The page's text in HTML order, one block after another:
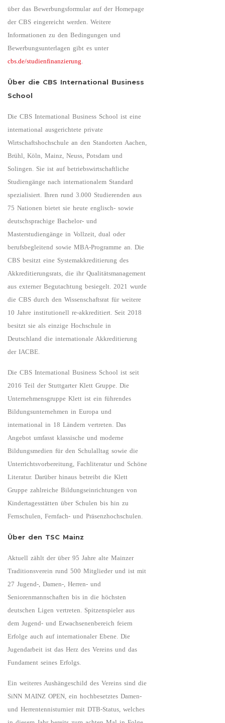
über das Bewerbungsformular auf der Homepage
der CBS eingereicht werden. Weitere
Informationen zu den Bedingungen und
Bewerbungsunterlagen gibt es unter
cbs.de/studienfinanzierung.
Über die CBS International Business
School
Die CBS International Business School ist eine
international ausgerichtete private
Wirtschaftshochschule an den Standorten Aachen,
Brühl, Köln, Mainz, Neuss, Potsdam und
Solingen. Sie ist auf betriebswirtschaftliche
Studiengänge nach internationalem Standard
spezialisiert. Ihren rund 3.000 Studierenden aus
75 Nationen bietet sie heute englisch- sowie
deutschsprachige Bachelor- und
Masterstudiengänge in Vollzeit, dual oder
berufsbegleitend sowie MBA-Programme an. Die
CBS besitzt eine Systemakkreditierung des
Akkreditierungsrats, die ihr Qualitätsmanagement
aus externer Begutachtung besiegelt. 2021 wurde
die CBS durch den Wissenschaftsrat für weitere
10 Jahre institutionell re-akkreditiert. Seit 2018
besitzt sie als einzige Hochschule in
Deutschland die internationale Akkreditierung
der IACBE.
Die CBS International Business School ist seit
2016 Teil der Stuttgarter Klett Gruppe. Die
Unternehmensgruppe Klett ist ein führendes
Bildungsunternehmen in Europa und
international in 18 Ländern vertreten. Das
Angebot umfasst klassische und moderne
Bildungsmedien für den Schulalltag sowie die
Unterrichtsvorbereitung, Fachliteratur und Schöne
Literatur. Darüber hinaus betreibt die Klett
Gruppe zahlreiche Bildungseinrichtungen von
Kindertagesstätten über Schulen bis hin zu
Fernschulen, Fernfach- und Präsenzhochschulen.
Über den TSC Mainz
Aktuell zählt der über 95 Jahre alte Mainzer
Traditionsverein rund 500 Mitglieder und ist mit
27 Jugend-, Damen-, Herren- und
Seniorenmannschaften bis in die höchsten
deutschen Ligen vertreten. Spitzenspieler aus
dem Jugend- und Erwachsenenbereich feiern
Erfolge auch auf internationaler Ebene. Die
Jugendarbeit ist das Herz des Vereins und das
Fundament seines Erfolgs.
Ein weiteres Aushängeschild des Vereins sind die
SiNN MAINZ OPEN, ein hochbesetztes Damen-
und Herrentennisturnier mit DTB-Status, welches